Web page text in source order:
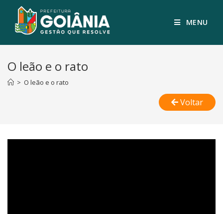
MENU
O leão e o rato
> O leão e o rato
Voltar